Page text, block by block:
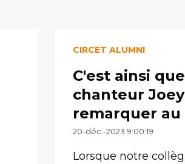
CIRCET ALUMNI
C'est ainsi
chanteur
remarquer au
20-déc.-2023 9:00:19
Lorsque notre